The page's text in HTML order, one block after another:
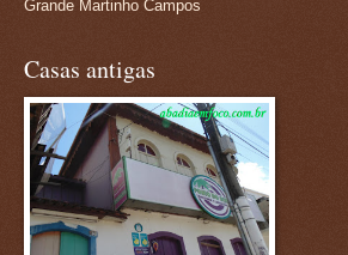
Grande Martinho Campos
Casas antigas